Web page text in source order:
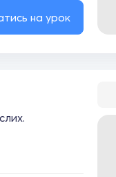
на урок